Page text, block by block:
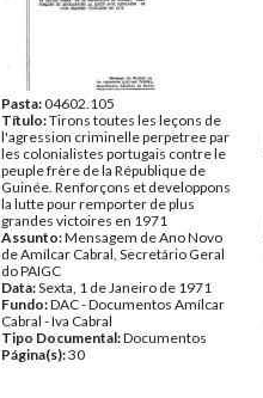
Pasta:04602.105
Título:Tirons toutes les leçons de
l'agression criminelle perpetree par
les colonialistes portugais contre le
peuple frère de la République de
Guinée. Renforçons et developpons
la lutte pour remporter de plus
grandes victoires en 1971
Assunto:Mensagem de Ano Novo
de Amílcar Cabral, Secretário Geral
do PAIGC
Data:Sexta, 1 de Janeiro de 1971
Fundo:DAC - Documentos Amílcar
Cabral - Iva Cabral
Tipo Documental:Documentos
Página(s):30